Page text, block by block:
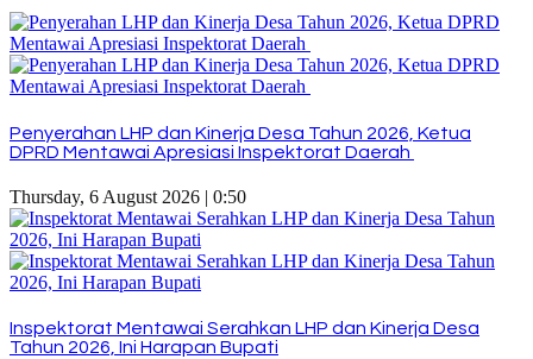
Penyerahan LHP dan Kinerja Desa Tahun 2026, Ketua
DPRD Mentawai Apresiasi Inspektorat Daerah
Thursday, 6 August 2026 | 0:50
Inspektorat Mentawai Serahkan LHP dan Kinerja Desa
Tahun 2026, Ini Harapan Bupati